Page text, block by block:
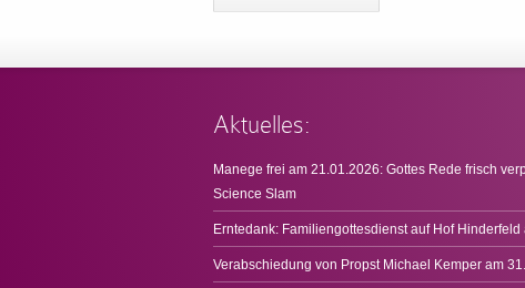
Aktuelles:
Manege frei am 21.01.2026: Gottes Rede frisch
Science Slam
Erntedank: Familiengottesdienst auf Hof
Verabschiedung von Propst Michael Kemper am